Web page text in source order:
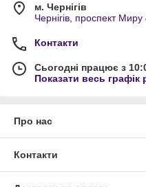
м. Чернігів
Чернігів, проспект Миру
Контакти
Сьогодні працює з
Показати весь графік
Про нас
Контакти